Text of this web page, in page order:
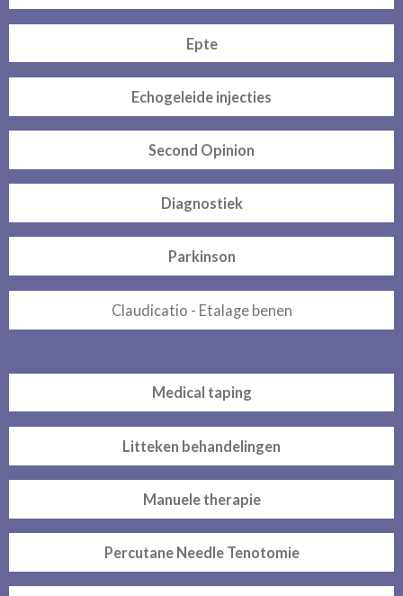
Epte
Echogeleide injecties
Second Opinion
Diagnostiek
Parkinson
Claudicatio - Etalage benen
Medical taping
Litteken behandelingen
Manuele therapie
Percutane Needle Tenotomie